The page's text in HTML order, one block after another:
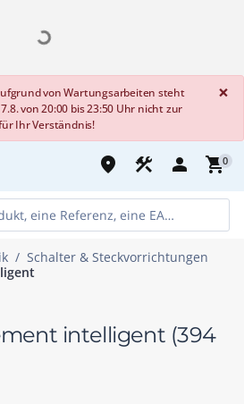
von Wartungsarbeiten steht
von 20:00 bis 23:50 Uhr nicht zur
Ihr Verständnis!
×
place construction person shopping_cart0
Schalter & Steckvorrichtungen
intelligent (394